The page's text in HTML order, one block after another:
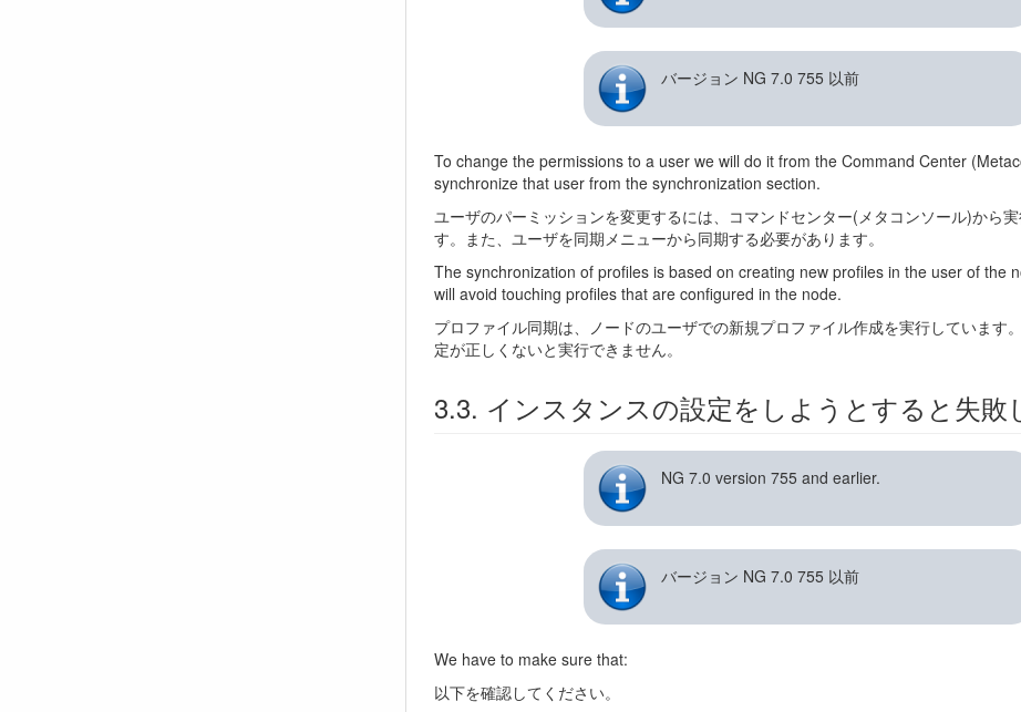
バージョン NG 7.0 755 以前
To change the permissions to a user we will do it from the Command Center
synchronize that user from the synchronization section.
ユーザのパーミッションを変更するには、コマンドセンター(メタコンソール)から
す。また、ユーザを同期メニューから同期する必要があります。
The synchronization of profiles is based on creating new profiles in the user of the
will avoid touching profiles that are configured in the node.
プロファイル同期は、ノードのユーザでの新規プロファイル作成を実行しています
定が正しくないと実行できません。
インスタンスの設定をしようとすると失敗
NG 7.0 version 755 and earlier.
バージョン NG 7.0 755 以前
We have to make sure that:
以下を確認してください。